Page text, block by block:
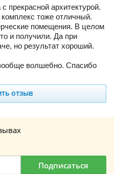
прекрасной архитектурой.
тоже отличный.
помещения. В целом
и получили. Да при
но результат хороший.
волшебно. Спасибо
отзыв
Подписаться